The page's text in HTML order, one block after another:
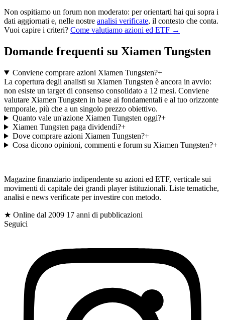
Non ospitiamo un forum non moderato: per orientarti hai qui sopra i
dati aggiornati e, nelle nostre analisi verificate, il contesto che conta.
Vuoi capire i criteri? Come valutiamo azioni ed ETF →
Domande frequenti su Xiamen Tungsten
Conviene comprare azioni Xiamen Tungsten?+
La copertura degli analisti su Xiamen Tungsten è ancora in avvio:
non esiste un target di consenso consolidato a 12 mesi. Conviene
valutare Xiamen Tungsten in base ai fondamentali e al tuo orizzonte
temporale, più che a un singolo prezzo obiettivo.
Quanto vale un'azione Xiamen Tungsten oggi?+
Xiamen Tungsten paga dividendi?+
Dove comprare azioni Xiamen Tungsten?+
Cosa dicono opinioni, commenti e forum su Xiamen Tungsten?+
$
Magazine finanziario indipendente su azioni ed ETF, verticale sui
movimenti di capitale dei grandi player istituzionali. Liste tematiche,
analisi e news verificate per investire con metodo.
★ Online dal 2009 17 anni di pubblicazioni
Seguici